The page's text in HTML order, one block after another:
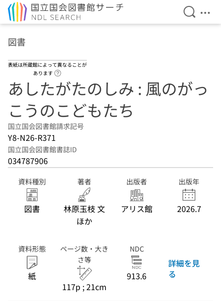
検索を
メ
図書
表紙は所蔵館によって異なることが
あります
あしたがたのしみ : 風のがっ
こうのこどもたち
国立国会図書館請求記号
Y8-N26-R371
国立国会図書館書誌ID
034787906
資料種別
図書
著者
林原玉枝 文
ほか
出版者
アリス館
出版年
2026.7
資料形態
紙
ページ数・大き
さ等
117p ; 21cm
NDC
913.6
詳細を見
る